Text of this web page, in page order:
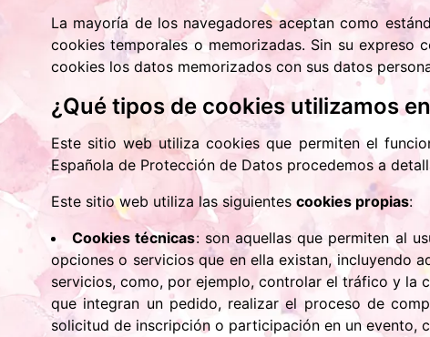
La mayoría de los navegadores aceptan como
cookies temporales o memorizadas. Sin su expreso
cookies los datos memorizados con sus datos
¿Qué tipos de cookies utilizamos
Este sitio web utiliza cookies que permiten el
Española de Protección de Datos procedemos a
Este sitio web utiliza las siguientes cookies propias:
Cookies técnicas: son aquellas que permiten al
opciones o servicios que en ella existan, incluyendo
servicios, como, por ejemplo, controlar el tráfico y la
que integran un pedido, realizar el proceso de
solicitud de inscripción o participación en un evento,